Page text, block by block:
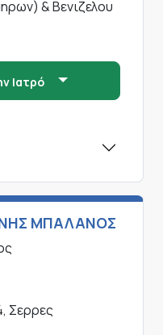
& Βενιζελου
Ιατρό
ΜΠΑΛΑΝΟΣ
Σερρες